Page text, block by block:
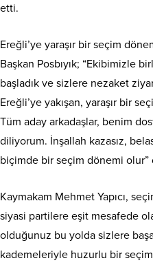
etti.
Ereğli’ye yaraşır bir seçim
Başkan Posbıyık; “Ekibimizle
başladık ve sizlere nezaket
Ereğli’ye yakışan, yaraşır bir
Tüm aday arkadaşlar, benim
diliyorum. İnşallah kazasız,
biçimde bir seçim dönemi olur”
Kaymakam Mehmet Yapıcı,
siyasi partilere eşit mesafede
olduğunuz bu yolda sizlere
kademeleriyle huzurlu bir